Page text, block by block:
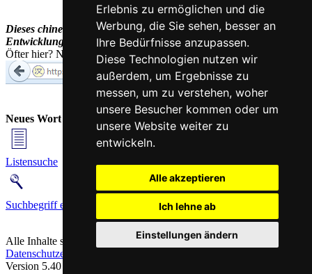
Erlebnis zu ermöglichen und die
Werbung, die Sie sehen, besser an
Ihre Bedürfnisse anzupassen.
Diese Technologien nutzen wir
außerdem, um Ergebnisse zu
messen, um zu verstehen, woher
unsere Besucher kommen oder um
unsere Website weiter zu
entwickeln.
Alle akzeptieren
Ich lehne ab
Einstellungen ändern
Dieses chinesisch-deutsche Wörterbuch befindet sich noch in der
Entwicklung und wird laufend ergänzt und erweitert.
Öfter hier? Nutzen Sie unsere
Kurz-URL chi.nesis.ch
Neues Wort nachschlagen:
Listensuche
Suchbegriff eingeben
Alle Inhalte sind urheberrechtlich geschützt | Kontakt & Impressum
Datenschutzerklärung
Version 5.40 / Letzte Aktualisierung: 2023-07-28